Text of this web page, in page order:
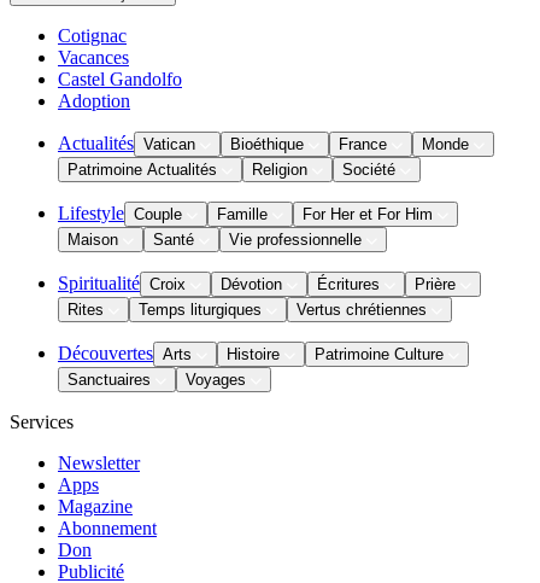
Cotignac
Vacances
Castel Gandolfo
Adoption
Actualités Vatican Bioéthique France
Monde
Patrimoine Actualités
Religion Société
Lifestyle Couple Famille
For Her et For Him
Maison
Santé Vie professionnelle
Spiritualité Croix Dévotion Écritures
Prière
Rites
Temps liturgiques Vertus chrétiennes
Découvertes Arts Histoire
Patrimoine Culture
Sanctuaires
Voyages
Services
Newsletter
Apps
Magazine
Abonnement
Don
Publicité